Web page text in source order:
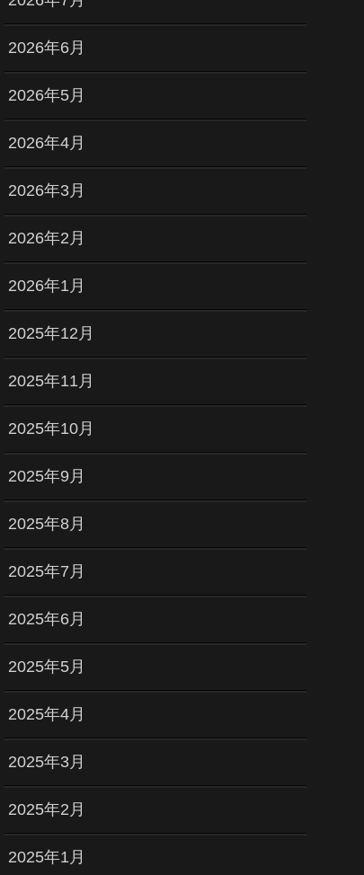
2026年6月
2026年5月
2026年4月
2026年3月
2026年2月
2026年1月
2025年12月
2025年11月
2025年10月
2025年9月
2025年8月
2025年7月
2025年6月
2025年5月
2025年4月
2025年3月
2025年2月
2025年1月